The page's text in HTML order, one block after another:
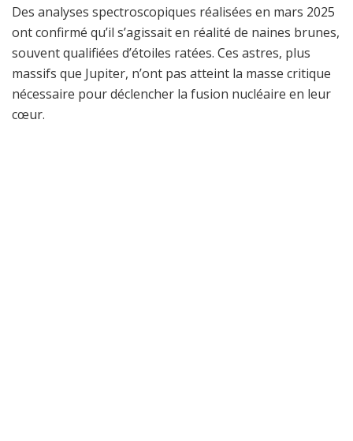
Des analyses spectroscopiques réalisées en mars 2025
ont confirmé qu’il s’agissait en réalité de naines brunes,
souvent qualifiées d’étoiles ratées. Ces astres, plus
massifs que Jupiter, n’ont pas atteint la masse critique
nécessaire pour déclencher la fusion nucléaire en leur
cœur.